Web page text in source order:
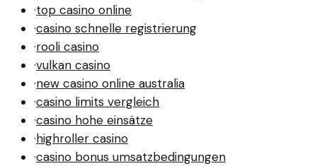
·top casino online
·casino schnelle registrierung
·rooli casino
·vulkan casino
·new casino online australia
·casino limits vergleich
·casino hohe einsätze
·highroller casino
·casino bonus umsatzbedingungen